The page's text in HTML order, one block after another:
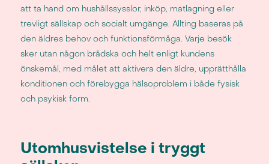
att ta hand om hushållssysslor, inköp, matlagning eller
trevligt sällskap och socialt umgänge. Allting baseras på
den äldres behov och funktionsförmåga. Varje besök
sker utan någon brådska och helt enligt kundens
önskemål, med målet att aktivera den äldre, upprätthålla
konditionen och förebygga hälsoproblem i både fysisk
och psykisk form.
Utomhusvistelse i tryggt